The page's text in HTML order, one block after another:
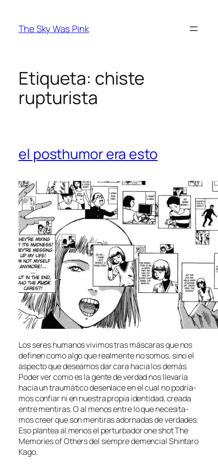
contenido
The Sky Was Pink
Etiqueta: chiste
rupturista
el posthumor era esto
Los se­res hu­ma­nos vi­vi­mos tras más­ca­ras que nos
de­fi­nen co­mo al­go que real­men­te no so­mos, sino el
as­pec­to que de­sea­mos dar ca­ra ha­cia los de­más.
Poder ver co­mo es la gen­te de ver­dad nos lle­va­ría
ha­cia un trau­má­ti­co des­en­la­ce en el cual no po­dría­
mos con­fiar ni en nues­tra pro­pia iden­ti­dad, crea­da
en­tre men­ti­ras. O al me­nos en­tre lo que ne­ce­si­ta­
mos creer que son men­ti­ras ador­na­das de ver­da­des.
Eso plan­tea al me­nos el per­tur­ba­dor one shot The
Memories of Others del siem­pre de­men­cial Shintaro
Kago.